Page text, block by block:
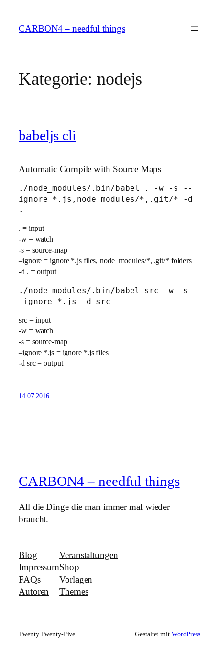
springen
CARBON4 – needful things
Kategorie: nodejs
babeljs cli
Automatic Compile with Source Maps
./node_modules/.bin/babel . -w -s --
ignore *.js,node_modules/*,.git/* -d
.
. = input
-w = watch
-s = source-map
–ignore = ignore *.js files, node_modules/*, .git/* folders
-d . = output
./node_modules/.bin/babel src -w -s -
-ignore *.js -d src
src = input
-w = watch
-s = source-map
–ignore *.js = ignore *.js files
-d src = output
14.07.2016
CARBON4 – needful things
All die Dinge die man immer mal wieder
braucht.
Blog
Impressum
FAQs
Autoren
Veranstaltungen
Shop
Vorlagen
Themes
Twenty Twenty-Five Gestaltet mit WordPress